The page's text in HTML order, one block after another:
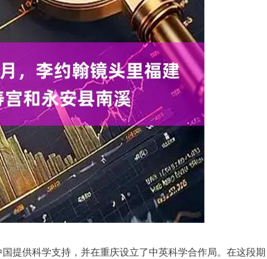
提供科学支持，并在重庆设立了中英科学合作局。在这段期
沪深300 4627.57 -30.59